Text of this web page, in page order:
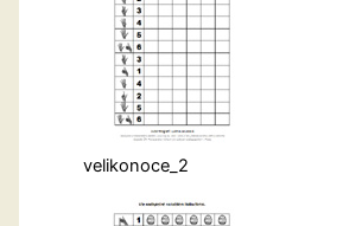
velikonoce_2